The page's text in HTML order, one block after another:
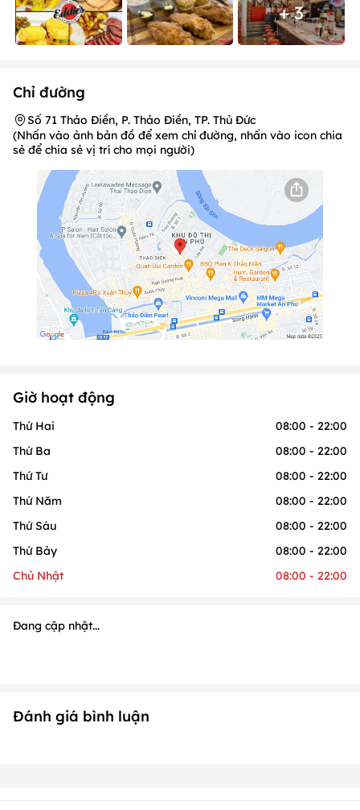
+ 3
Chỉ đường
Số 71 Thảo Điền, P. Thảo Điền, TP. Thủ Đức
(Nhấn vào ảnh bản đồ để xem chỉ đường, nhấn vào icon chia
sẻ để chia sẻ vị trí cho mọi người)
Giờ hoạt động
Thứ Hai
08:00 - 22:00
Thứ Ba
08:00 - 22:00
Thứ Tư
08:00 - 22:00
Thứ Năm
08:00 - 22:00
Thứ Sáu
08:00 - 22:00
Thứ Bảy
08:00 - 22:00
Chủ Nhật
08:00 - 22:00
Đang cập nhật...
Đánh giá bình luận